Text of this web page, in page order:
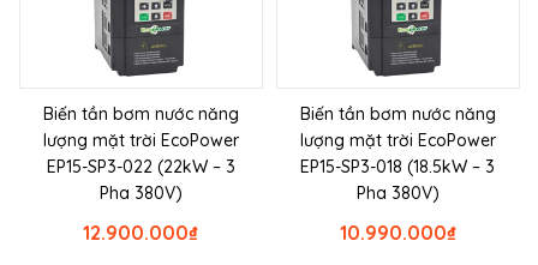
Biến tần bơm nước năng
lượng mặt trời EcoPower
EP15-SP3-022 (22kW – 3
Pha 380V)
₫
12.900.000
Biến tần bơm nước năng
lượng mặt trời EcoPower
EP15-SP3-018 (18.5kW – 3
Pha 380V)
₫
10.990.000